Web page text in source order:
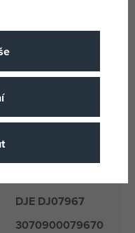
CN
DJ07967
(všechny
DJE DJ07967
3070900079670